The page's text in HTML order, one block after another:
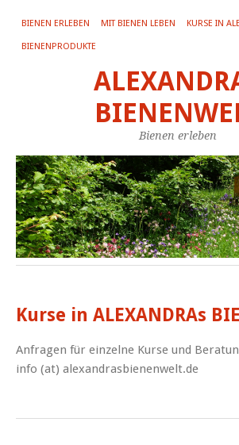
BIENEN ERLEBEN MIT BIENEN LEBEN KURSE IN
BIENENPRODUKTE
Bienen erleben
Kurse in ALEXANDRAs
Anfragen für einzelne Kurse und
info (at) alexandrasbienenwelt.de